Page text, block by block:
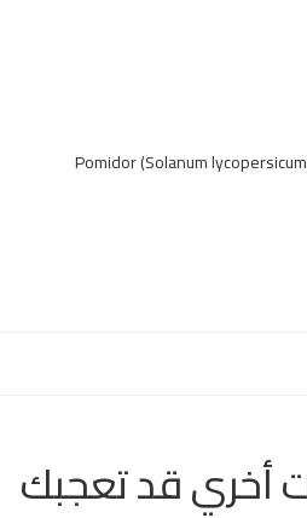
أخري قد تعجبك